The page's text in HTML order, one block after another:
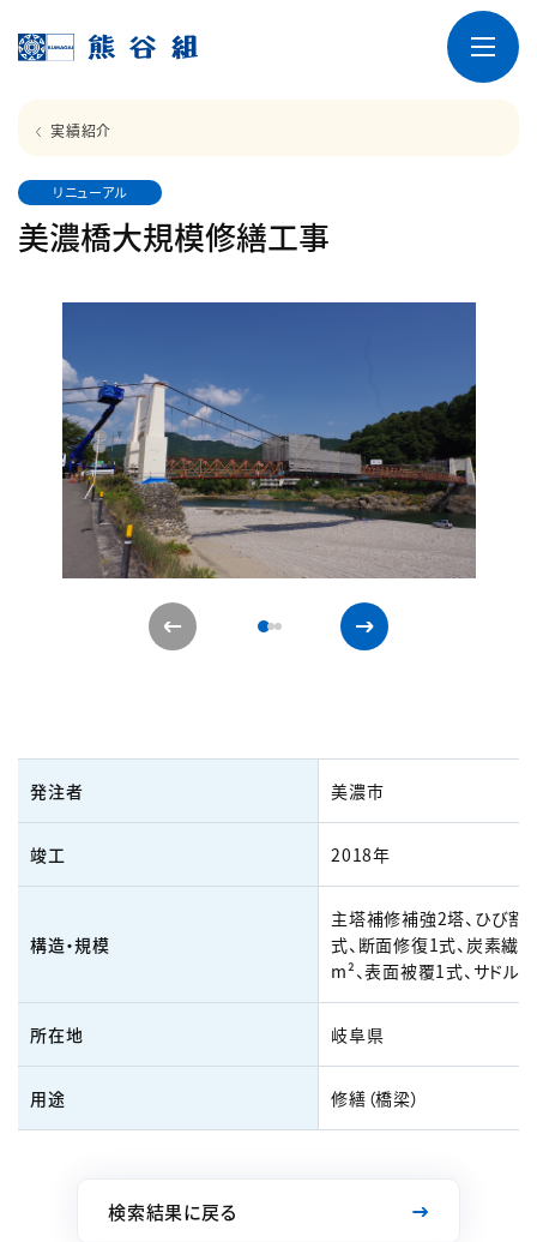
実績紹介
リニューアル
美濃橋大規模修繕工事
発注者 美濃市
竣工 2018年
構造・規模
主塔補修補強2塔、ひび割
式、断面修復1式、炭素繊
m²、表面被覆1式、サドル
所在地 岐阜県
用途 修繕（橋梁）
検索結果に戻る